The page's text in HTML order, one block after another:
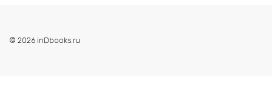
© 2026 inDbooks.ru